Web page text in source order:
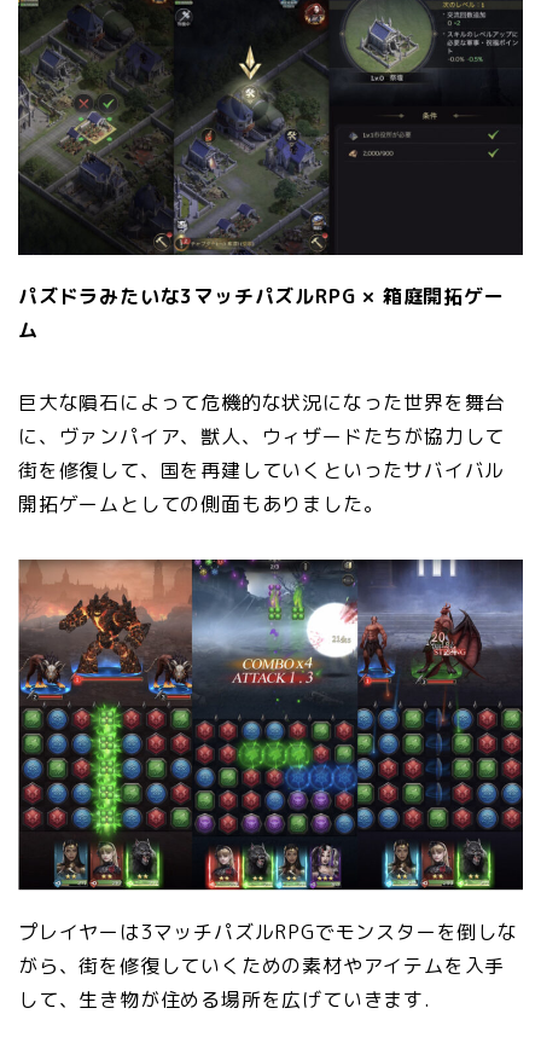
パズドラみたいな3マッチパズルRPG × 箱庭開拓ゲー
ム
巨大な隕石によって危機的な状況になった世界を舞台
に、ヴァンパイア、獣人、ウィザードたちが協力して
街を修復して、国を再建していくといったサバイバル
開拓ゲームとしての側面もありました。
プレイヤーは3マッチパズルRPGでモンスターを倒しな
がら、街を修復していくための素材やアイテムを入手
して、生き物が住める場所を広げていきます.